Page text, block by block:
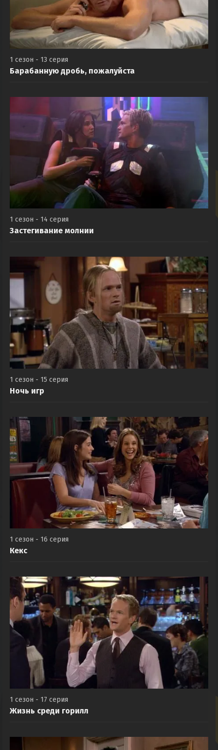
1 сезон - 13 серия
Барабанную дробь, пожалуйста
1 сезон - 14 серия
Застегивание молнии
1 сезон - 15 серия
Ночь игр
1 сезон - 16 серия
Кекс
1 сезон - 17 серия
Жизнь среди горилл